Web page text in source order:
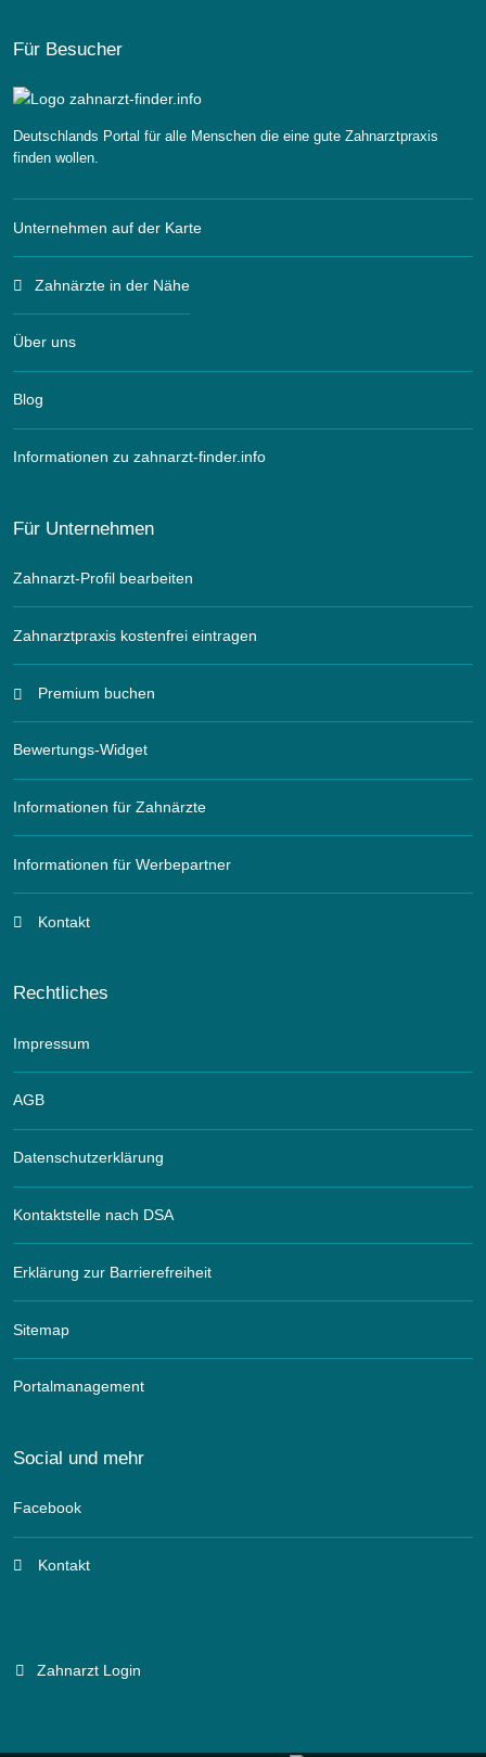
Für Besucher
Deutschlands Portal für alle Menschen die eine gute Zahnarztpraxis
finden wollen.
Unternehmen auf der Karte
Zahnärzte in der Nähe
Über uns
Blog
Informationen zu zahnarzt-finder.info
Für Unternehmen
Zahnarzt-Profil bearbeiten
Zahnarztpraxis kostenfrei eintragen
Premium buchen
Bewertungs-Widget
Informationen für Zahnärzte
Informationen für Werbepartner
Kontakt
Rechtliches
Impressum
AGB
Datenschutzerklärung
Kontaktstelle nach DSA
Erklärung zur Barrierefreiheit
Sitemap
Portalmanagement
Social und mehr
Facebook
Kontakt
Zahnarzt Login